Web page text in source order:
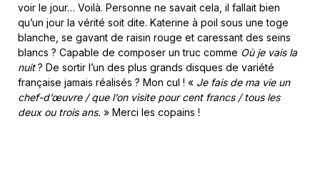
voir le jour… Voilà. Personne ne savait cela, il fallait bien
qu’un jour la vérité soit dite. Katerine à poil sous une toge
blanche, se gavant de raisin rouge et caressant des seins
blancs ? Capable de composer un truc comme Où je vais la
nuit? De sortir l’un des plus grands disques de variété
française jamais réalisés ? Mon cul ! « Je fais de ma vie un
chef-d’œuvre / que l’on visite pour cent francs / tous les
deux ou trois ans. » Merci les copains !